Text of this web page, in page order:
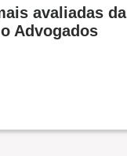
avaliadas da
Advogados